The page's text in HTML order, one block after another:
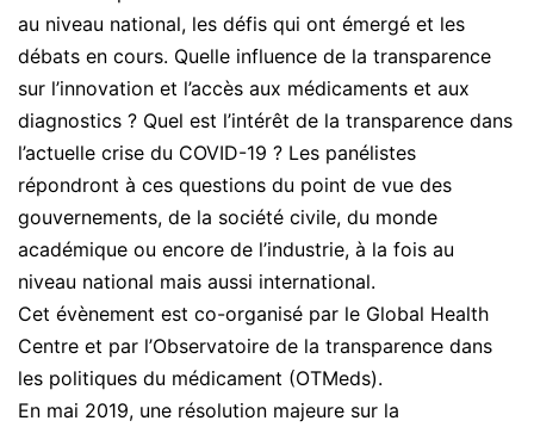
au niveau national, les défis qui ont émergé et les
débats en cours. Quelle influence de la transparence
sur l’innovation et l’accès aux médicaments et aux
diagnostics ? Quel est l’intérêt de la transparence dans
l’actuelle crise du COVID-19 ? Les panélistes
répondront à ces questions du point de vue des
gouvernements, de la société civile, du monde
académique ou encore de l’industrie, à la fois au
niveau national mais aussi international.
Cet évènement est co-organisé par le Global Health
Centre et par l’Observatoire de la transparence dans
les politiques du médicament (OTMeds).
En mai 2019, une résolution majeure sur la